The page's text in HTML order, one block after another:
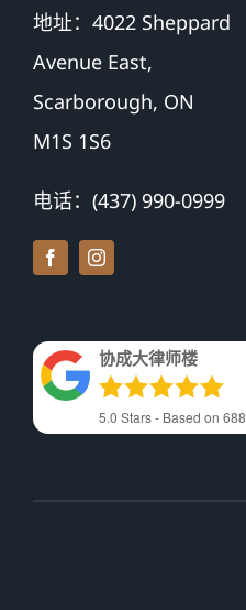
地址：4022 Sheppard
Avenue East,
Scarborough, ON
M1S 1S6
电话：(437) 990-0999
协成大律师楼
5.0 Stars - Based on 688